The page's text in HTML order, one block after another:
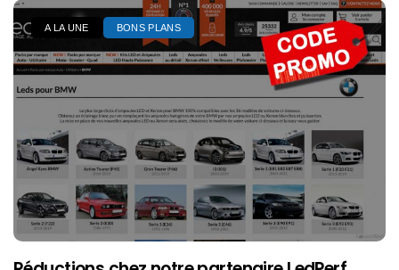
A LA UNE BONS PLANS